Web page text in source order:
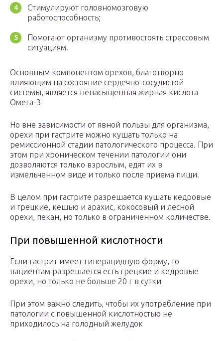
Стимулируют головномозговую
работоспособность;
Помогают организму противостоять стрессовым
ситуациям.
Основным компонентом орехов, благотворно
влияющим на состояние сердечно-сосудистой
системы, является ненасыщенная жирная кислота
Омега-3
Но вне зависимости от явной пользы для организма,
орехи при гастрите можно кушать только на
ремиссионной стадии патологического процесса. При
этом при хроническом течении патологии они
дозволяются только взрослым, едят их в
измельченном виде и только после приема пищи.
В целом при гастрите разрешается кушать кедровые
и грецкие, кешью и арахис, кокосовый и лесной
орехи, пекан, но только в ограниченном количестве.
При повышенной кислотности
Если гастрит имеет гиперацидную форму, то
пациентам разрешается есть грецкие и кедровые
орехи, но только не больше 20 г в сутки
При этом важно следить, чтобы их употребление при
патологии с повышенной кислотностью не
приходилось на голодный желудок